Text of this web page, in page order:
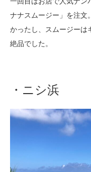
ナナスムージー」を注文
かったし、スムージーは
絶品でした。
・ニシ浜